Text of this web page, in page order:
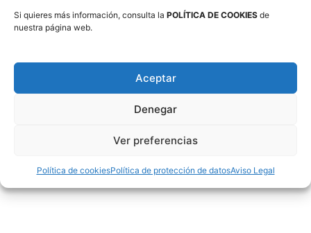
Si quieres más información, consulta la POLÍTICA DE COOKIES de
nuestra página web.
Aceptar
Denegar
Ver preferencias
Política de cookiesPolítica de protección de datosAviso Legal